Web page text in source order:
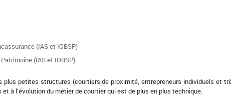
(IAS et IOBSP)
(IAS et IOBSP).
petites structures (courtiers de proximité, entrepreneurs individuels et
à l’évolution du métier de courtier qui est de plus en plus technique.